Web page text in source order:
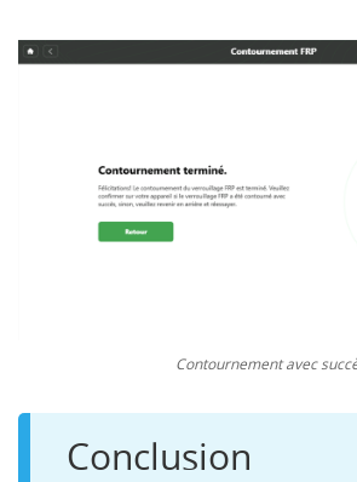
Contournement avec
Conclusion